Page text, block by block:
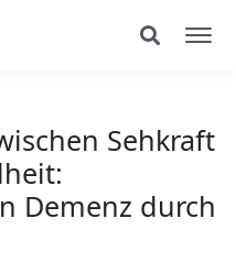
Sehkraft
Demenz durch